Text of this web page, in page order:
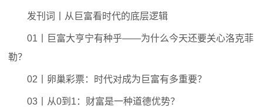
发刊词丨从巨富看时代的底层逻辑
01丨巨富大亨宁有种乎——为什么今天还要关心洛克菲
勒？
02丨卵巢彩票：时代对成为巨富有多重要？
03丨从0到1：财富是一种道德优势？